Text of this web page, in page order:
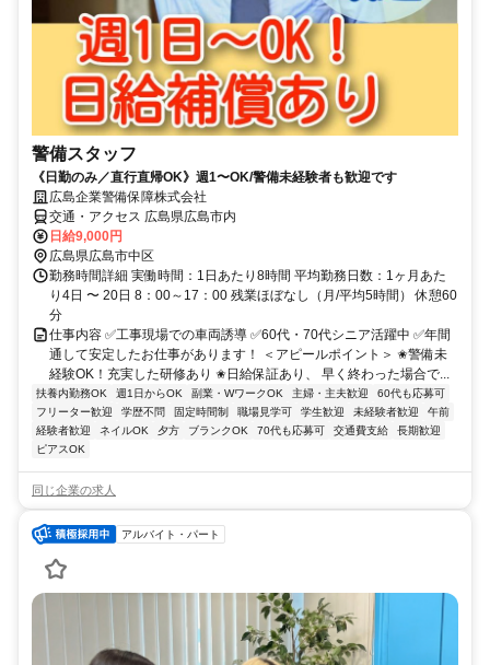
警備スタッフ
《日勤のみ／直行直帰OK》週1〜OK/警備未経験者も歓迎です
広島企業警備保障株式会社
交通・アクセス 広島県広島市内
日給9,000円
広島県広島市中区
勤務時間詳細 実働時間：1日あたり8時間 平均勤務日数：1ヶ月あた
り4日 〜 20日 8：00～17：00 残業ほぼなし（月/平均5時間） 休憩60
分
仕事内容 ✅工事現場での車両誘導 ✅60代・70代シニア活躍中 ✅年間
通して安定したお仕事があります！ ＜アピールポイント＞ ✬警備未
経験OK！充実した研修あり ✬日給保証あり、 早く終わった場合で...
扶養内勤務OK 週1日からOK 副業・WワークOK 主婦・主夫歓迎
60代も応募可
フリーター歓迎
学歴不問 固定時間制 職場見学可 学生歓迎 未経験者歓迎
午前
経験者歓迎
ネイルOK 夕方 ブランクOK 70代も応募可 交通費支給
長期歓迎
ピアスOK
同じ企業の求人
アルバイト・パート